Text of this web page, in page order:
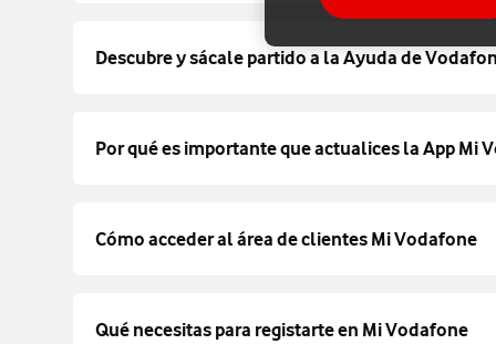
Descubre y sácale partido a la Ayuda de
Por qué es importante que actualices la App Mi
Cómo acceder al área de clientes Mi Vodafone
Qué necesitas para registarte en Mi Vodafone